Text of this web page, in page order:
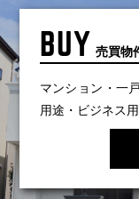
BUY 売買物
マンション・一
用途・ビジネス